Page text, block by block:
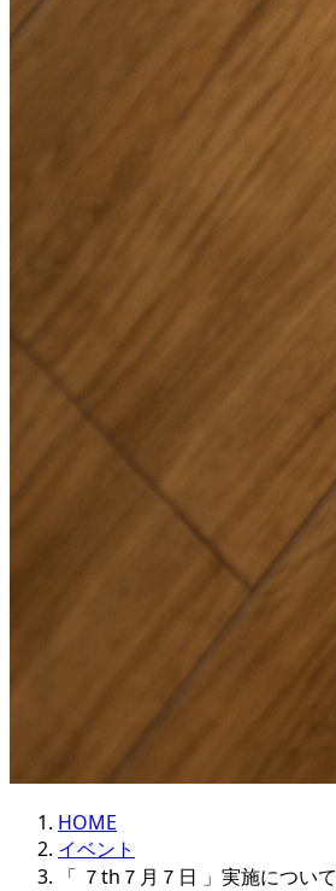
HOME
イベント
「 ７th７月７日 」実施について